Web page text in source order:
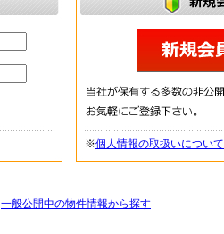
※個人情報の取扱いについて
一般公開中の物件情報から探す